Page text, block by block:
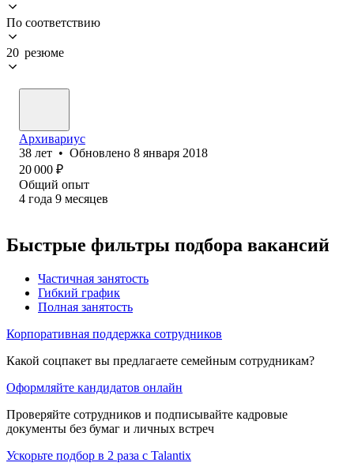
По соответствию
20 резюме
Архивариус
38 лет • Обновлено 8 января 2018
20 000 ₽
Общий опыт
4 года 9 месяцев
Быстрые фильтры подбора вакансий
Частичная занятость
Гибкий график
Полная занятость
Корпоративная поддержка сотрудников
Какой соцпакет вы предлагаете семейным сотрудникам?
Оформляйте кандидатов онлайн
Проверяйте сотрудников и подписывайте кадровые
документы без бумаг и личных встреч
Ускорьте подбор в 2 раза с Talantix